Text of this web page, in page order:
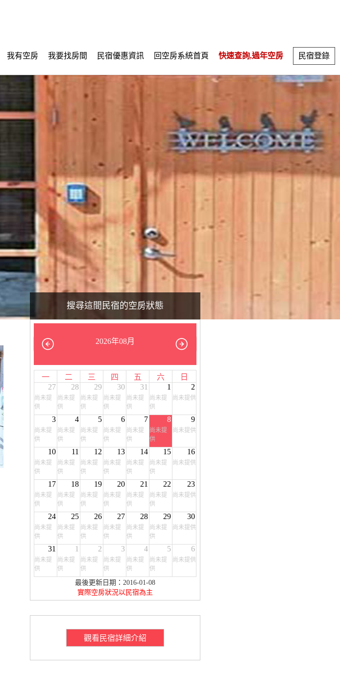
我有空房 我要找房間 民宿優惠資訊 回空房系統首頁 快速查詢,過年空房 民宿登錄
搜尋這間民宿的空房狀態
2026年08月
一 二 三 四 五 六
日
27
尚未提
供
28
尚未提
供
29
尚未提
供
30
尚未提
供
31
尚未提
供
1
尚未提
供
2
尚未提供
3
尚未提
供
4
尚未提
供
5
尚未提
供
6
尚未提
供
7
尚未提
供
8
尚未提
供
9
尚未提供
10
尚未提
供
11
尚未提
供
12
尚未提
供
13
尚未提
供
14
尚未提
供
15
尚未提
供
16
尚未提供
17
尚未提
供
18
尚未提
供
19
尚未提
供
20
尚未提
供
21
尚未提
供
22
尚未提
供
23
尚未提供
24
尚未提
供
25
尚未提
供
26
尚未提
供
27
尚未提
供
28
尚未提
供
29
尚未提
供
30
尚未提供
31
尚未提
供
1
尚未提
供
2
尚未提
供
3
尚未提
供
4
尚未提
供
5
尚未提
供
6
尚未提供
最後更新日期：2016-01-08
實際空房狀況以民宿為主
觀看民宿詳細介紹